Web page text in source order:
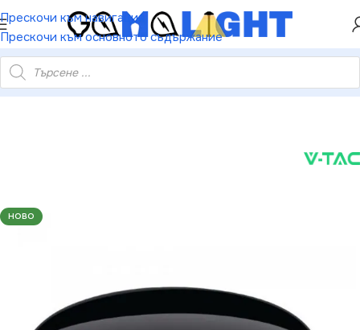
Прескочи към навигация
Прескочи към основното съдържание
НАМАЛЕНИЕ ОТ 5%
VT-8651 SMART LIGHT WIFI IR Универсално Дистанционно
НОВО